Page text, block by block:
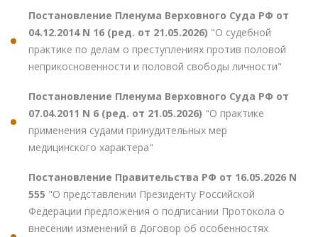
Постановление Пленума Верховного Суда РФ от
04.12.2014 N 16 (ред. от 21.05.2026) "О судебной
практике по делам о преступлениях против половой
неприкосновенности и половой свободы личности"
Постановление Пленума Верховного Суда РФ от
07.04.2011 N 6 (ред. от 21.05.2026) "О практике
применения судами принудительных мер
медицинского характера"
Постановление Правительства РФ от 16.05.2026 N
555 "О представлении Президенту Российской
Федерации предложения о подписании Протокола о
внесении изменений в Договор об особенностях